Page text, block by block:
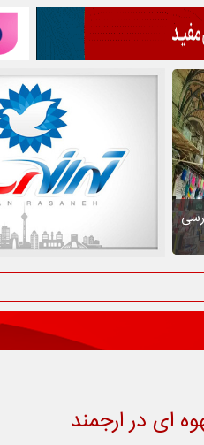
ای در ارجمند